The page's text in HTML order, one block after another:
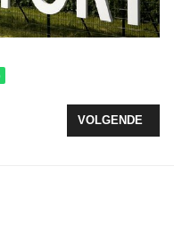
ZEEWOLDE PLEIT
VOLGENDE
VOLGENDE